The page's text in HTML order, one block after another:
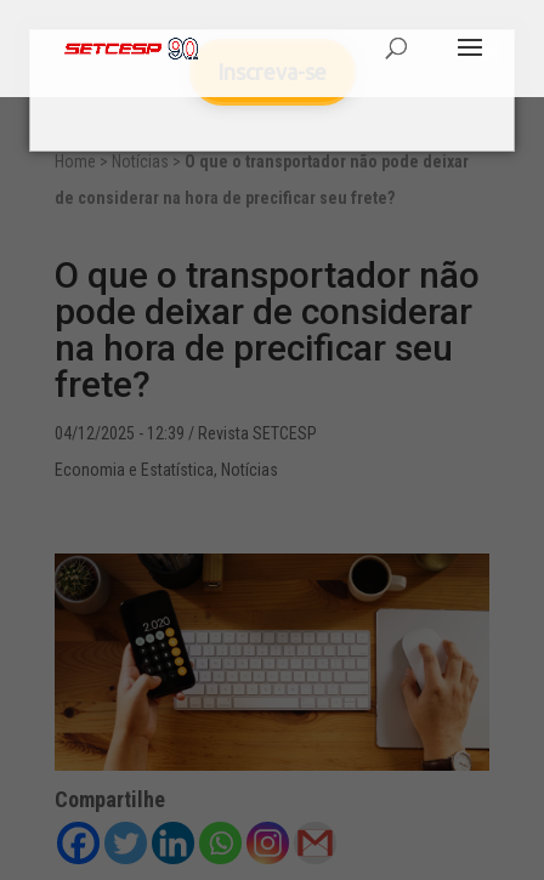
Home > Notícias > O que o transportador não pode deixar
de considerar na hora de precificar seu frete?
O que o transportador não
pode deixar de considerar
na hora de precificar seu
frete?
04/12/2025 - 12:39 / Revista SETCESP
Economia e Estatística, Notícias
Compartilhe